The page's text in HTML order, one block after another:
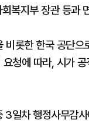
복지부 장관 등과
롯한 한국 공단
청에 따라, 시가
일차 행정사무감